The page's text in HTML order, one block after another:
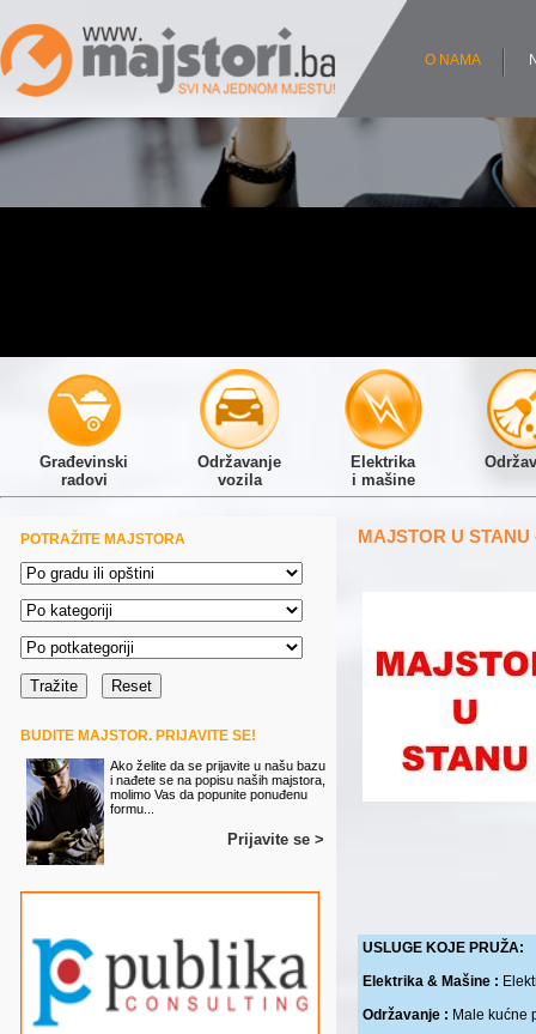
O NAMA
Građevinski
radovi
Održavanje
vozila
Elektrika
i mašine
POTRAŽITE MAJSTORA
BUDITE MAJSTOR. PRIJAVITE SE!
Ako želite da se prijavite u našu bazu
i nađete se na popisu naših majstora,
molimo Vas da popunite ponuđenu
formu...
Prijavite se >
MAJSTOR U
USLUGE KOJE PRUŽA:
Elektrika & Mašine :
Održavanje : Male kućne